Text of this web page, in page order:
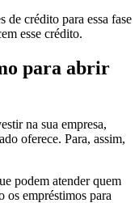
de crédito para essa fase
esse crédito.
para abrir
na sua empresa,
oferece. Para, assim,
podem atender quem
os empréstimos para